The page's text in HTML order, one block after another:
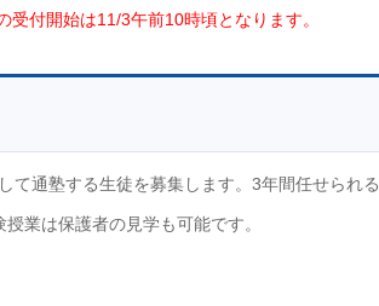
受付開始は11/3午前10時頃となります。
て通塾する生徒を募集します。3年間任せられ
業は保護者の見学も可能です。